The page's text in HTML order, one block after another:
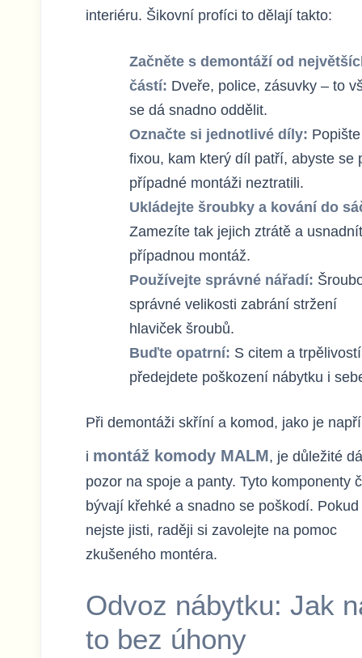
interiéru. Šikovní profíci to dělají takto:
Začněte s demontáží od
částí: Dveře, police, zásuvky – to
se dá snadno oddělit.
Označte si jednotlivé díly:
fixou, kam který díl patří, abyste se
případné montáži neztratili.
Ukládejte šroubky a kování do
Zamezíte tak jejich ztrátě a
případnou montáž.
Používejte správné nářadí:
správné velikosti zabrání stržení
hlaviček šroubů.
Buďte opatrní: S citem a trpělivostí
předejdete poškození nábytku i
Při demontáži skříní a komod, jako je
i montáž komody MALM, je důležité
pozor na spoje a panty. Tyto komponenty
bývají křehké a snadno se poškodí. Pokud
nejste jisti, raději si zavolejte na pomoc
zkušeného montéra.
Odvoz nábytku: Jak
to bez úhony